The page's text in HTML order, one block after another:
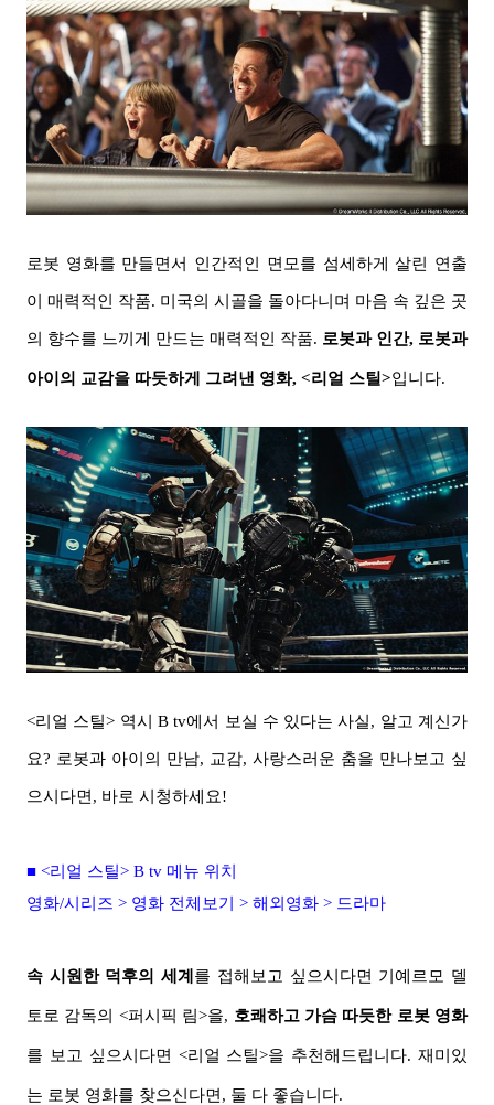
로봇 영화를 만들면서 인간적인 면모를 섬세하게 살린 연출
이 매력적인 작품. 미국의 시골을 돌아다니며 마음 속 깊은 곳
의 향수를 느끼게 만드는 매력적인 작품. 로봇과 인간, 로봇과
아이의 교감을 따듯하게 그려낸 영화, <리얼 스틸>입니다.
<리얼 스틸> 역시 B tv에서 보실 수 있다는 사실, 알고 계신가
요? 로봇과 아이의 만남, 교감, 사랑스러운 춤을 만나보고 싶
으시다면, 바로 시청하세요!
■ <리얼 스틸> B tv 메뉴 위치
영화/시리즈 > 영화 전체보기 > 해외영화 > 드라마
속 시원한 덕후의 세계 를 접해보고 싶으시다면 기예르모 델
토로 감독의 <퍼시픽 림>을, 호쾌하고 가슴 따듯한 로봇 영화
를 보고 싶으시다면 <리얼 스틸>을 추천해드립니다. 재미있
는 로봇 영화를 찾으신다면, 둘 다 좋습니다.